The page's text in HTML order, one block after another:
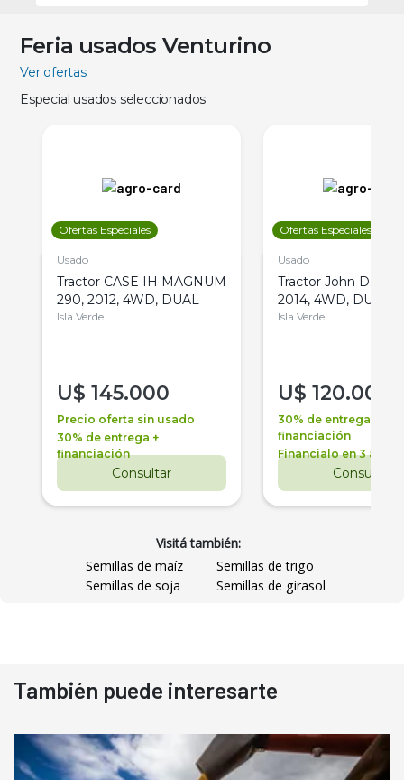
Feria usados Venturino
Ver ofertas
Especial usados seleccionados
Ofertas Especiales
Usado
Tractor CASE IH MAGNUM
290, 2012, 4WD, DUAL
Isla Verde
U$ 145.000
Precio oferta sin usado
30% de entrega +
financiación
Consultar
Ofertas Especiales
Usado
Tractor John Deere
2014, 4WD, DUAL
Isla Verde
U$ 120.000
30% de entrega +
financiación
Financialo en 3 años
Consultar
Visitá también:
Semillas de maíz
Semillas de trigo
Semillas de soja
Semillas de girasol
También puede interesarte